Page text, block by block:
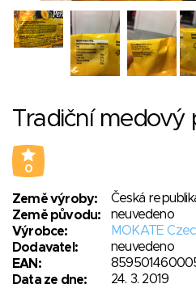
Tradiční medový
0
Země výroby:
Česká
Země původu:
neuvedeno
Výrobce:
MOKATE
Dodavatel:
neuvedeno
EAN:
Data ze dne:
24. 3. 2019